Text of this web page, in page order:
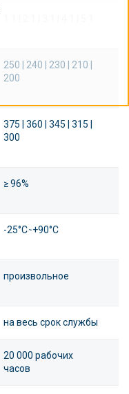
250 | 240 | 230 | 210 |
200
375 | 360 | 345 | 315 |
300
≥ 96%
-25°С ̴ +90°С
произвольное
на весь срок службы
20 000 рабочих
часов